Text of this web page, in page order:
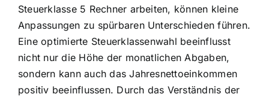
Steuerklasse 5 Rechner arbeiten, können kleine
Anpassungen zu spürbaren Unterschieden führen.
Eine optimierte Steuerklassenwahl beeinflusst
nicht nur die Höhe der monatlichen Abgaben,
sondern kann auch das Jahresnettoeinkommen
positiv beeinflussen. Durch das Verständnis der